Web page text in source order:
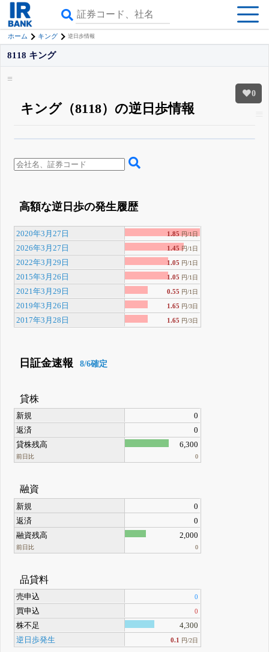
ホーム キング 逆日歩情報
0
8118 キング
キング（8118）の逆日歩情報
見られる
無料でβ版をはじめる
登録すると永久30%OFFと米株版の先行利用も付きます
高額な逆日歩の発生履歴
2020年3月27日 1.85 円/1日
2026年3月27日 1.45 円/1日
2022年3月29日 1.05 円/1日
2015年3月26日 1.05 円/1日
2021年3月29日 0.55 円/1日
2019年3月26日 1.65 円/3日
2017年3月28日 1.65 円/3日
日証金速報 8/6確定
貸株
新規
0
返済
0
貸株残高
前日比
6,300
0
融資
新規
0
返済
0
融資残高
前日比
2,000
0
品貸料
売申込 0
買申込 0
株不足
4,300
逆日歩発生
0.1 円/2日